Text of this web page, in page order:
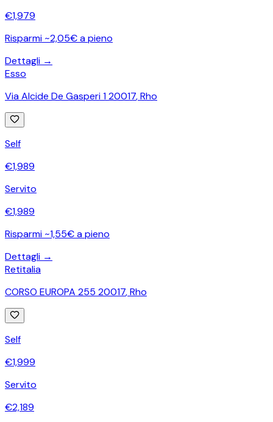
€1,979
Risparmi ~2,05€ a pieno
Dettagli →
Esso
Via Alcide De Gasperi 1 20017,Rho
Self
€1,989
Servito
€1,989
Risparmi ~1,55€ a pieno
Dettagli →
Retitalia
CORSO EUROPA 255 20017,Rho
Self
€1,999
Servito
€2,189